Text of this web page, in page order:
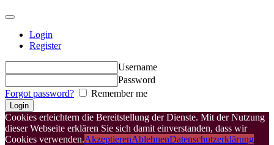
Login
Register
Username
Password
Forgot password?
Remember me
Cookies erleichtern die Bereitstellung der Dienste. Mit der Nutzung
dieser Webseite erklären Sie sich damit einverstanden, dass wir
Cookies verwenden.AkzeptierenAblehnenDatenschutzerklärung